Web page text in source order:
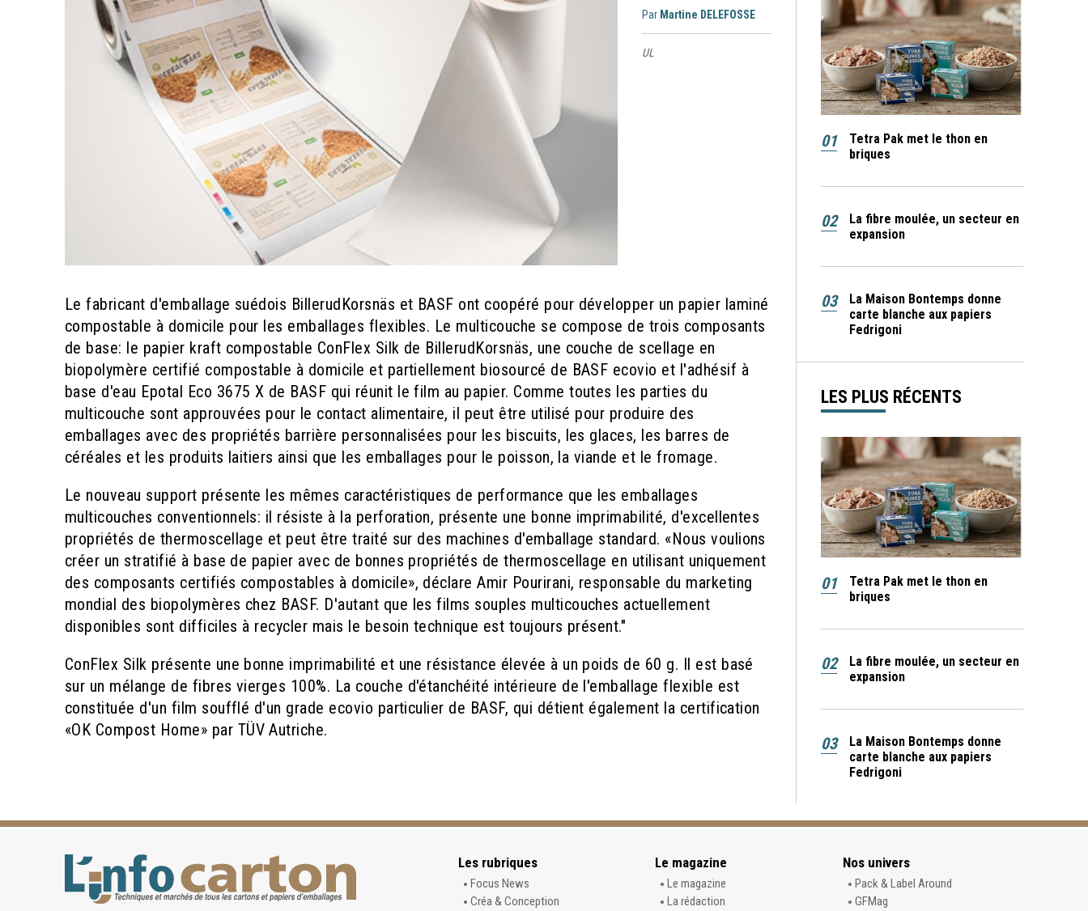
Par Martine DELEFOSSE
UL
Le fabricant d'emballage suédois BillerudKorsnäs et BASF ont coopéré pour développer un papier laminé
compostable à domicile pour les emballages flexibles. Le multicouche se compose de trois composants
de base: le papier kraft compostable ConFlex Silk de BillerudKorsnäs, une couche de scellage en
biopolymère certifié compostable à domicile et partiellement biosourcé de BASF ecovio et l'adhésif à
base d'eau Epotal Eco 3675 X de BASF qui réunit le film au papier. Comme toutes les parties du
multicouche sont approuvées pour le contact alimentaire, il peut être utilisé pour produire des
emballages avec des propriétés barrière personnalisées pour les biscuits, les glaces, les barres de
céréales et les produits laitiers ainsi que les emballages pour le poisson, la viande et le fromage.
Le nouveau support présente les mêmes caractéristiques de performance que les emballages
multicouches conventionnels: il résiste à la perforation, présente une bonne imprimabilité, d'excellentes
propriétés de thermoscellage et peut être traité sur des machines d'emballage standard. «Nous voulions
créer un stratifié à base de papier avec de bonnes propriétés de thermoscellage en utilisant uniquement
des composants certifiés compostables à domicile», déclare Amir Pourirani, responsable du marketing
mondial des biopolymères chez BASF. D'autant que les films souples multicouches actuellement
disponibles sont difficiles à recycler mais le besoin technique est toujours présent."
ConFlex Silk présente une bonne imprimabilité et une résistance élevée à un poids de 60 g. Il est basé
sur un mélange de fibres vierges 100%. La couche d'étanchéité intérieure de l'emballage flexible est
constituée d'un film soufflé d'un grade ecovio particulier de BASF, qui détient également la certification
«OK Compost Home» par TÜV Autriche.
01
Tetra Pak met le thon en
briques
02
La fibre moulée, un secteur en
expansion
03
La Maison Bontemps donne
carte blanche aux papiers
Fedrigoni
LES PLUS RÉCENTS
01
Tetra Pak met le thon en
briques
02
La fibre moulée, un secteur en
expansion
03
La Maison Bontemps donne
carte blanche aux papiers
Fedrigoni
Les rubriques
Focus News
Créa & Conception
Le magazine
Le magazine
La rédaction
Nos univers
Pack & Label Around
GFMag